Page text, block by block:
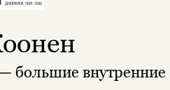
большие внутренние